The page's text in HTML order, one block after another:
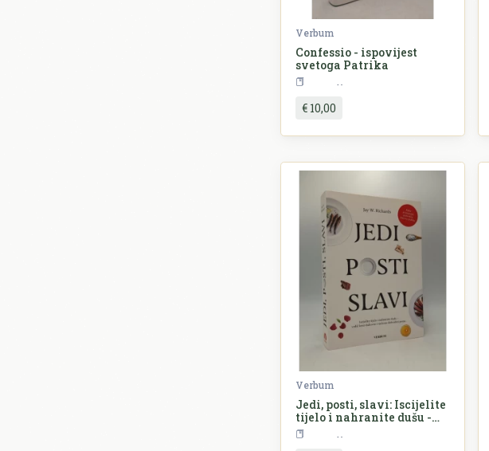
Verbum
Confessio - ispovijest
svetoga Patrika
€ 10,00
Verbum
Jedi, posti, slavi: Iscijelite
tijelo i nahranite dušu -
vodič kroz duhovne i
tjelesne dobrobiti posta